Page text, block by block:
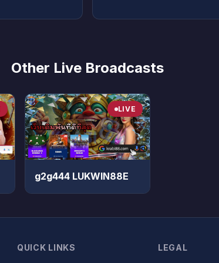
Other Live Broadcasts
LIVE
g2g444 LUKWIN88E
QUICK LINKS LEGAL